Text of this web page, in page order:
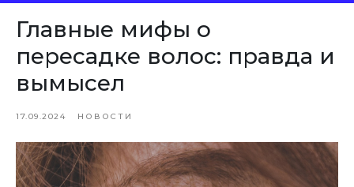
Главные мифы о
пересадке волос: правда и
вымысел
17.09.2024 НОВОСТИ